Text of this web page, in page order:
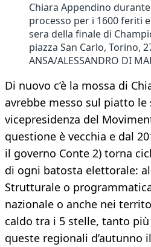
Chiara Appendino
processo per i 1600 feriti
sera della finale di
piazza San Carlo, Torino,
ANSA/ALESSANDRO DI
Di nuovo c’è la mossa di
avrebbe messo sul piatto
vicepresidenza del
questione è vecchia e dal
il governo Conte 2) torna
di ogni batosta elettorale:
Strutturale o
nazionale o anche nei
caldo tra i 5 stelle, tanto
queste regionali d’autunno